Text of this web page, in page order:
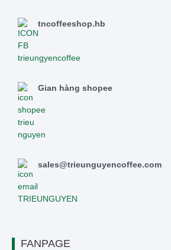
tncoffeeshop.hb
Gian hàng shopee
sales@trieunguyencoffee.com
FANPAGE